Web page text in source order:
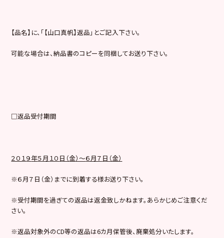
【品名】に、「【山口真帆】返品」とご記入下さい。
可能な場合は、納品書のコピーを同梱してお送り下さい。
□返品受付期間
２０１ ９年５月 １０ 日（金）～６月７ 日（金）
※６月７日（金）までに到着する様お送り下さい。
※受付期間を過ぎての返品は返金致しかねます。あらかじめご注意くだ
さい。
※返品対象外のCD等の返品は6カ月保管後、廃棄処分いたします。